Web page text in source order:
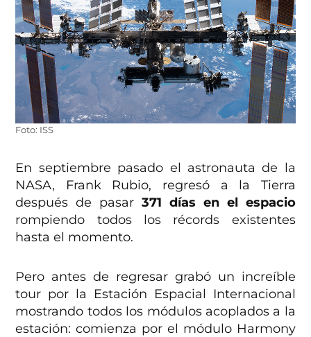
Foto: ISS
En septiembre pasado el astronauta de la
NASA, Frank Rubio, regresó a la Tierra
después de pasar371 días en el espacio
rompiendo todos los récords existentes
hasta el momento.
Pero antes de regresar grabó un increíble
tour por la Estación Espacial Internacional
mostrando todos los módulos acoplados a la
estación: comienza por el módulo Harmony